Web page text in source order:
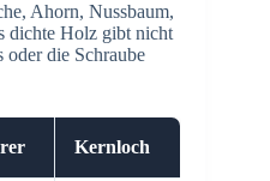
Ahorn, Nussbaum,
dichte Holz gibt nicht
oder die Schraube
Kernloch